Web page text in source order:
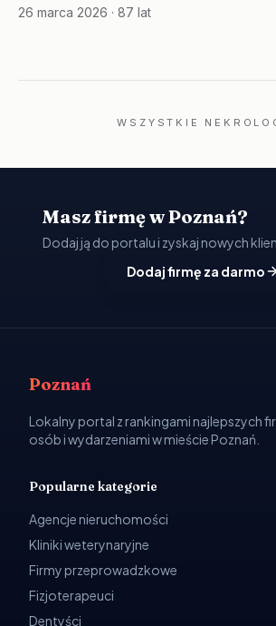
26 marca 2026 · 87 lat
WSZYSTKIE
Masz firmę w Poznań?
Dodaj ją do portalu i zyskaj nowych
Dodaj firmę za darmo
Poznań
Lokalny portal z rankingami najlepszych
osób i wydarzeniami w mieście Poznań.
Popularne kategorie
Agencje nieruchomości
Kliniki weterynaryjne
Firmy przeprowadzkowe
Fizjoterapeuci
Dentyści